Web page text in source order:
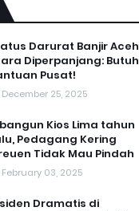
Darurat Banjir Aceh
Diperpanjang: Butuh
Pusat!
December 25, 2025
Kios Lima tahun
Pedagang Kering
Tidak Mau Pindah
February 03, 2025
Dramatis di